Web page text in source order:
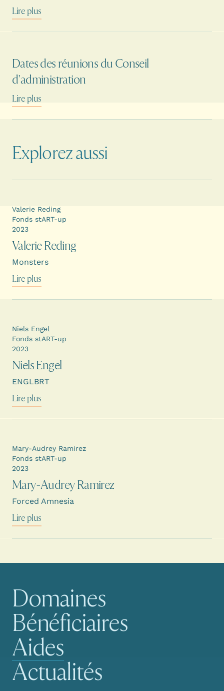
Lire plus
Dates des réunions du Conseil
d'administration
Lire plus
Explorez aussi
Valerie Reding
Monsters
Valerie Reding
Fonds stART-up
2023
Lire plus
Niels Engel
ENGLBRT
Niels Engel
Fonds stART-up
2023
Lire plus
Mary-Audrey Ramirez
Forced Amnesia
Mary-Audrey Ramirez
Fonds stART-up
2023
Lire plus
Navigation principale
Domaines
Bénéficiaires
Aides
Actualités